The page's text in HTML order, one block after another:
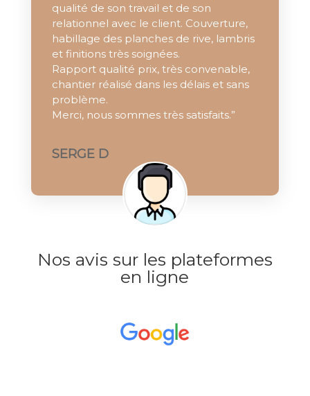
qualité de son travail et de son
relationnel avec le client. Couverture,
habillage des planches de rive, lambris
et finitions très soignées.
Rapport qualité prix, très convenable,
chantier réalisé dans les délais et sans
problème.
Merci, nous sommes très satisfaits.”
SERGE D
Nos avis sur les plateformes
en ligne